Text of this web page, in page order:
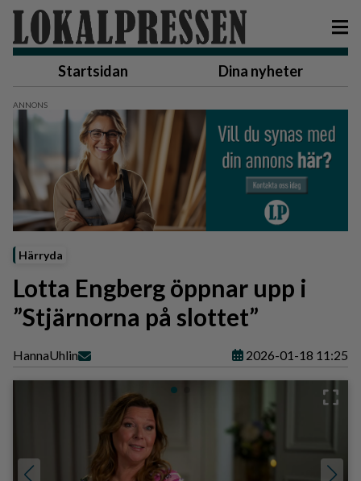
Startsidan Dina nyheter
Härryda
Lotta Engberg öppnar upp i
”Stjärnorna på slottet”
HannaUhlin 2026-01-18 11:25